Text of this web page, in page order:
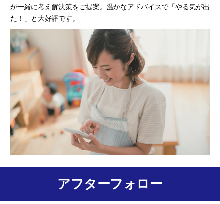
が一緒に考え解決策をご提案。温かなアドバイスで「やる気が出
た！」と大好評です。
アフターフォロー